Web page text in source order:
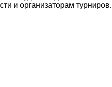
и организаторам турниров.